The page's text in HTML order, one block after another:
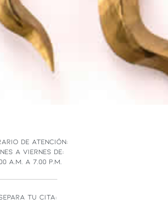
DE ATENCIÓN:
A VIERNES DE:
A.M. A 7.00 P.M.
TU CITA: